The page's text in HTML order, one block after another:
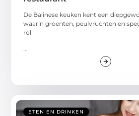
De Balinese keuken kent een
waarin groenten, peulvruchten en
rol
ETEN EN DRINKEN